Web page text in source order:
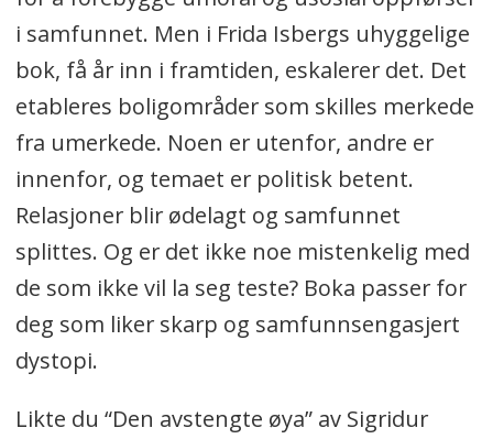
i samfunnet. Men i Frida Isbergs uhyggelige
bok, få år inn i framtiden, eskalerer det. Det
etableres boligområder som skilles merkede
fra umerkede. Noen er utenfor, andre er
innenfor, og temaet er politisk betent.
Relasjoner blir ødelagt og samfunnet
splittes. Og er det ikke noe mistenkelig med
de som ikke vil la seg teste? Boka passer for
deg som liker skarp og samfunnsengasjert
dystopi.
Likte du “Den avstengte øya” av Sigridur